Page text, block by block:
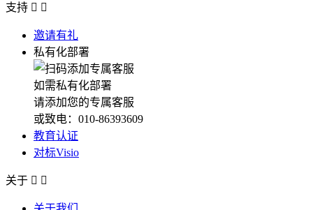
支持  
邀请有礼
私有化部署
如需私有化部署
请添加您的专属客服
或致电：010-86393609
教育认证
对标Visio
关于  